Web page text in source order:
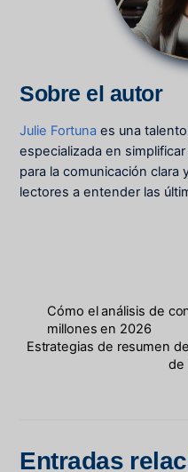
Sobre el autor
Julie Fortuna es una
especializada en
para la comunicación clara
lectores a entender las
Cómo el análisis de
millones en 2026
Estrategias de resumen
de
Entradas